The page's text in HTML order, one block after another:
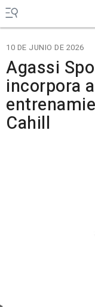
10 DE JUNIO DE 2026
Agassi
incorpora
Cahill